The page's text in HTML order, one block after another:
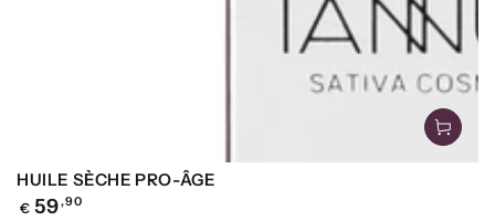
HUILE SÈCHE PRO-ÂGE
Precio
€ 59,90